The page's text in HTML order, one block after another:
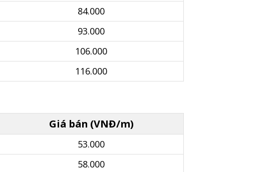
84.000
93.000
106.000
116.000
Giá bán (VNĐ/m)
53.000
58.000